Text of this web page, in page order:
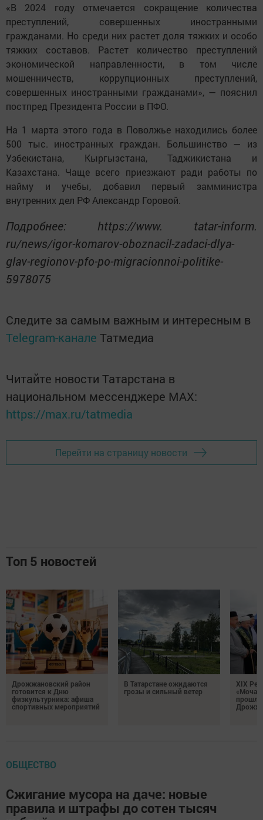
«В 2024 году отмечается сокращение количества
преступлений, совершенных иностранными
гражданами. Но среди них растет доля тяжких и особо
тяжких составов. Растет количество преступлений
экономической направленности, в том числе
мошенничеств, коррупционных преступлений,
совершенных иностранными гражданами», — пояснил
постпред Президента России в ПФО.
На 1 марта этого года в Поволжье находились более
500 тыс. иностранных граждан. Большинство — из
Узбекистана, Кыргызстана, Таджикистана и
Казахстана. Чаще всего приезжают ради работы по
найму и учебы, добавил первый замминистра
внутренних дел РФ Александр Горовой.
Подробнее: https://www. tatar-inform.
ru/news/igor-komarov-oboznacil-zadaci-dlya-
glav-regionov-pfo-po-migracionnoi-politike-
5978075
Следите за самым важным и интересным в
Telegram-канале Татмедиа
Читайте новости Татарстана в
национальном мессенджере MАХ:
https://max.ru/tatmedia
Перейти на страницу новости
Топ 5 новостей
Дрожжановский район
готовится к Дню
физкультурника: афиша
спортивных мероприятий
В Татарстане ожидаются
грозы и сильный ветер
XIX
ОБЩЕСТВО
Сжигание мусора на даче: новые
правила и штрафы до сотен тысяч